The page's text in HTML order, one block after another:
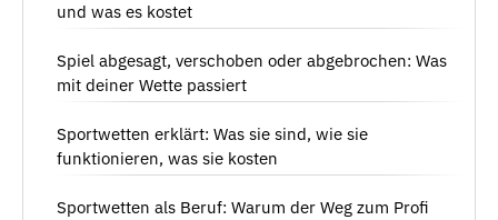
und was es kostet
Spiel abgesagt, verschoben oder abgebrochen: Was
mit deiner Wette passiert
Sportwetten erklärt: Was sie sind, wie sie
funktionieren, was sie kosten
Sportwetten als Beruf: Warum der Weg zum Profi